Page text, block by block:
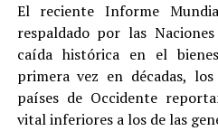
El reciente Informe
respaldado por las
caída histórica en el
primera vez en décadas,
países de Occidente
vital inferiores a los de las